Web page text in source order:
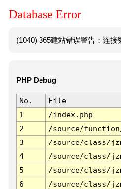
Database Error
(1040) 365建站错误警告：连接
PHP Debug
No. File
1
/index.php
2
/source/
3
/source/class/
4
/source/class/
5
/source/class/
6
/source/class/